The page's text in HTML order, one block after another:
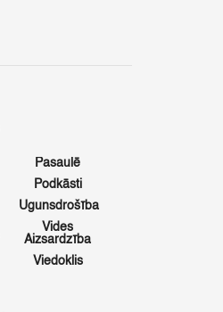
Pasaulē
Podkāsti
Ugunsdrošība
Vides
Aizsardzība
Viedoklis